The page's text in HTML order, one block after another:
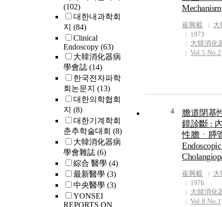
(102)
대한내과학회
지 (84)
Clinical
Endoscopy (63)
大韓消化器病
學會誌 (14)
한국전자파학
회논문지 (13)
대한의학협회
지 (8)
대한기계학회
춘추학술대회 (8)
大韓消化器病
學會雜誌 (6)
綜合 醫學 (4)
最新醫學 (3)
中央醫學 (3)
YONSEI
REPORTS ON
Mechanism
崔興載
大
1973
大韓消化
Vol.5 No.2
4
膽道閉基
鏡診斷 :
性膽ㆍ膵
崔興載
大
1976
大韓消化
Vol.8 No.1